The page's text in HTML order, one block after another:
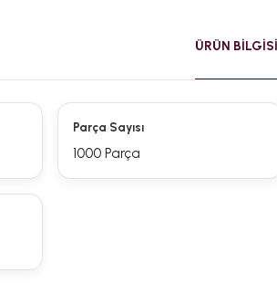
ÜRÜN BILGISI
Parça Sayısı
1000 Parça